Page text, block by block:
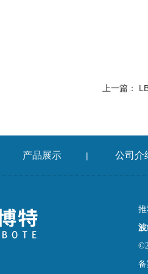
上一篇：
产品展示 | 公司介
备